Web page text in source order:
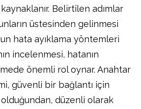
Belirtilen adımlar
üstesinden gelinmesi
hata ayıklama yöntemleri
incelenmesi, hatanın
önemli rol oynar. Anahtar
güvenli bir bağlantı için
düzenli olarak